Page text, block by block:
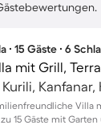
∙ 15 Gäste ∙ 6
mit Grill,
Kurili, Kanfanar,
Villa
15 Gäste mit Garten